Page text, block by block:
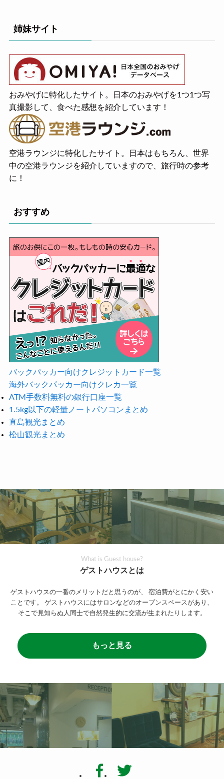
姉妹サイト
おみやげに特化したサイト。日本のおみやげを1つ1つ写
真撮影して、食べた感想を紹介しています！
空港ラウンジに特化したサイト。日本はもちろん、世界
中の空港ラウンジを紹介していますので、旅行時の参考
に！
おすすめ
バックパッカー向けクレジットカード一覧
海外バックパッカー向けクレカ一覧
ATM手数料無料の銀行口座一覧
1.5kg以下の軽量ノートパソコンまとめ
直島観光まとめ
松山観光まとめ
What is Guest house?
ゲストハウスとは
ゲストハウスの一番のメリットだと思うのが、
宿泊費がとにかく安い
ことです。
ゲストハウスにはサロンなどのオープンスペースがあり、
そこで見知らぬ人同士で自然発生的に交流が生まれたりします。
もっと見る